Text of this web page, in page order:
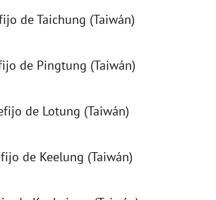
de Taichung (Taiwán)
de Pingtung (Taiwán)
de Lotung (Taiwán)
de Keelung (Taiwán)